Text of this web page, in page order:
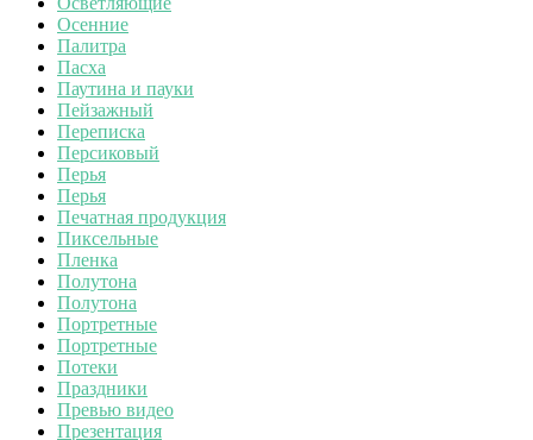
Осенние
Палитра
Пасха
Паутина и пауки
Пейзажный
Переписка
Персиковый
Перья
Перья
Печатная продукция
Пиксельные
Пленка
Полутона
Полутона
Портретные
Портретные
Потеки
Праздники
Превью видео
Презентация